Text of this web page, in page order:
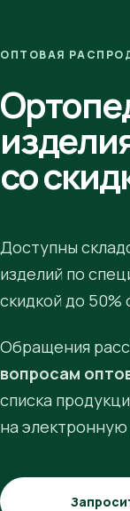
ОПТОВАЯ
со
Доступны
изделий по
скидкой до 50%
Обращения
вопросам
списка
на электронную